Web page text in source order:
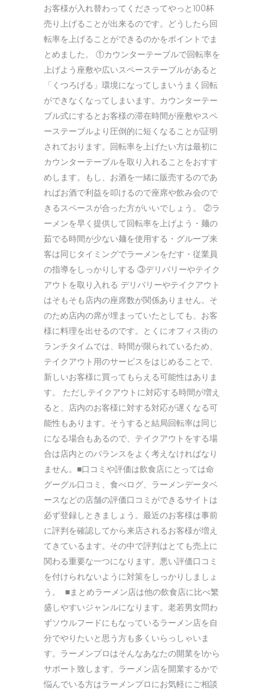
お客様が入れ替わってくださってやっと100杯
売り上げることが出来るのです。どうしたら回
転率を上げることができるのかをポイントでま
とめました。 ①カウンターテーブルで回転率を
上げよう座敷や広いスペーステーブルがあると
「くつろげる」環境になってしまいうまく回転
ができなくなってしまいます。カウンターテー
ブル式にするとお客様の滞在時間が座敷やスペ
ーステーブルより圧倒的に短くなることが証明
されております。回転率を上げたい方は最初に
カウンターテーブルを取り入れることをおすす
めします。もし、お酒を一緒に販売するのであ
ればお酒で利益を叩けるので座席や飲み会ので
きるスペースが合った方がいいでしょう。 ②ラ
ーメンを早く提供して回転率を上げよう・麺の
茹でる時間が少ない麺を使用する・グループ来
客は同じタイミングでラーメンをだす・従業員
の指導をしっかりしする ③デリバリーやテイク
アウトを取り入れる デリバリーやテイクアウト
はそもそも店内の座席数が関係ありません。そ
のため店内の席が埋まっていたとしても、お客
様に料理を出せるのです。とくにオフィス街の
ランチタイムでは、時間が限られているため、
テイクアウト用のサービスをはじめることで、
新しいお客様に買ってもらえる可能性はありま
す。 ただしテイクアウトに対応する時間が増え
ると、店内のお客様に対する対応が遅くなる可
能性もあります。そうすると結局回転率は同じ
になる場合もあるので、テイクアウトをする場
合は店内とのバランスをよく考えなければなり
ません。■口コミや評価は飲食店にとっては命
グーグル口コミ、食べログ、ラーメンデータベ
ースなどの店舗の評価口コミができるサイトは
必ず登録しときましょう。最近のお客様は事前
に評判を確認してから来店されるお客様が増え
てきているます。その中で評判はとても売上に
関わる重要な一つになります。悪い評価口コミ
を付けられないように対策をしっかりしましょ
う。 ■まとめラーメン店は他の飲食店に比べ繁
盛しやすいジャンルになります。老若男女問わ
ずソウルフードにもなっているラーメン店を自
分でやりたいと思う方も多くいらっしゃいま
す。ラーメンプロはそんなあなたの開業を1から
サポート致します。ラーメン店を開業するかで
悩んでいる方はラーメンプロにお気軽にご相談